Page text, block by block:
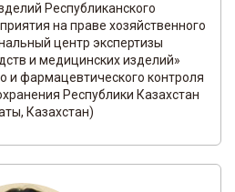
Республиканского
на праве хозяйственного
центр экспертизы
и медицинских изделий»
и фармацевтического контроля
Республики Казахстан
Казахстан)